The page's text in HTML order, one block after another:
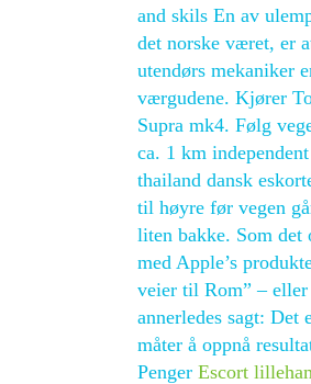
and skils En av
det norske været, er
utendørs mekaniker
værgudene. Kjører
Supra mk4. Følg
ca. 1 km
thailand dansk
til høyre før vegen
liten bakke. Som det
med Apple’s
veier til Rom” – eller
annerledes sagt: Det
måter å oppnå
Penger Escort